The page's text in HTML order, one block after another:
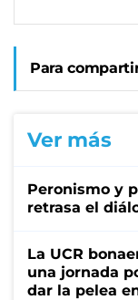
Para
Ver más
Peronismo y
retrasa el
La UCR
una jornada
dar la pelea